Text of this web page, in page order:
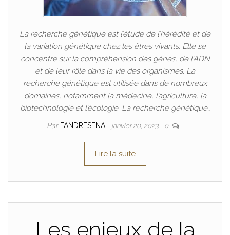
La recherche génétique est l’étude de l’hérédité et de
la variation génétique chez les êtres vivants. Elle se
concentre sur la compréhension des gènes, de l’ADN
et de leur rôle dans la vie des organismes. La
recherche génétique est utilisée dans de nombreux
domaines, notamment la médecine, l’agriculture, la
biotechnologie et l’écologie. La recherche génétique…
Par FANDRESENA janvier 20, 2023 0
Lire la suite
Les enjeux de la